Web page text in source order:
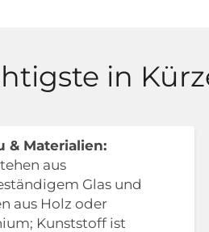
in
& Materialien:
aus
Glas und
aus Holz oder
Kunststoff ist